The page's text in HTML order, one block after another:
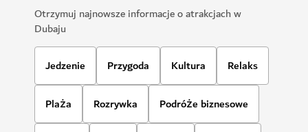
Otrzymuj najnowsze informacje o atrakcjach w
Dubaju
Jedzenie Przygoda Kultura Relaks
Plaża Rozrywka Podróże biznesowe